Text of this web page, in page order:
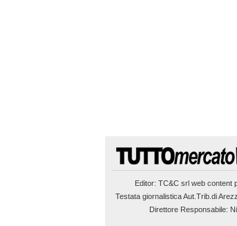
Editor: TC&C srlweb content
Testata giornalistica Aut.Trib.di
Direttore Responsabile: